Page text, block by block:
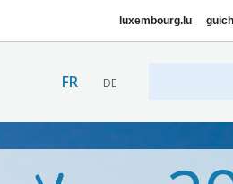
luxembourg.lu
FR DE